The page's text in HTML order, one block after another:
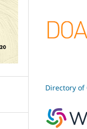
Directory of